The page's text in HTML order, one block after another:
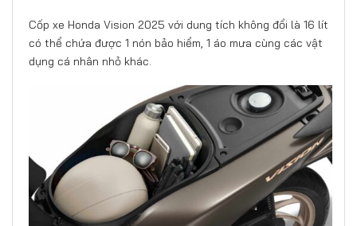
Cốp xe Honda Vision 2025 với dung tích không đổi là 16 lít
có thể chứa được 1 nón bảo hiểm, 1 áo mưa cùng các vật
dụng cá nhân nhỏ khác.